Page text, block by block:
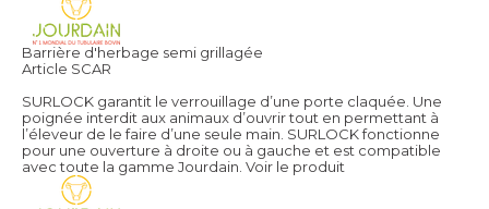
Barrière d'herbage semi grillagée
Article SCAR
SURLOCK garantit le verrouillage d’une porte claquée. Une
poignée interdit aux animaux d’ouvrir tout en permettant à
l’éleveur de le faire d’une seule main. SURLOCK fonctionne
pour une ouverture à droite ou à gauche et est compatible
avec toute la gamme Jourdain. Voir le produit